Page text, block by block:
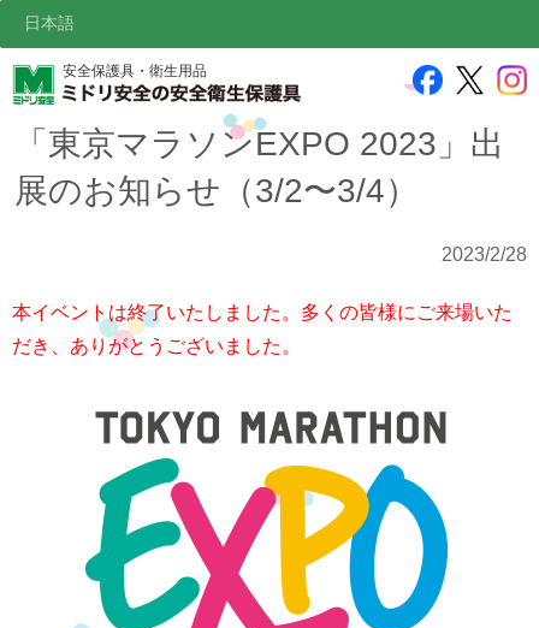
安全保護具・衛生用品
日本語
「東京マラソンEXPO 2023」出
展のお知らせ（3/2〜3/4）
2023/2/28
本イベントは終了いたしました。多くの皆様にご来場いた
だき、ありがとうございました。